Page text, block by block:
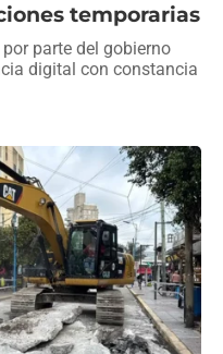
temporarias
parte del gobierno
digital con constancia